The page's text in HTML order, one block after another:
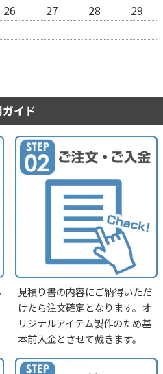
26 27 28
29
イド
見積り書の内容にご納得いただ
けたら注文確定となります。オ
リジナルアイテム製作のため基
本前入金とさせて戴きます。